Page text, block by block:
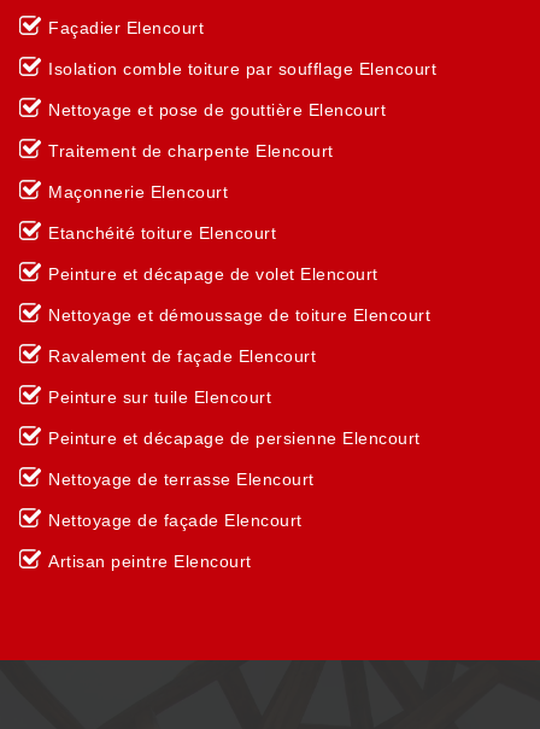
Façadier Elencourt
Isolation comble toiture par soufflage Elencourt
Nettoyage et pose de gouttière Elencourt
Traitement de charpente Elencourt
Maçonnerie Elencourt
Etanchéité toiture Elencourt
Peinture et décapage de volet Elencourt
Nettoyage et démoussage de toiture Elencourt
Ravalement de façade Elencourt
Peinture sur tuile Elencourt
Peinture et décapage de persienne Elencourt
Nettoyage de terrasse Elencourt
Nettoyage de façade Elencourt
Artisan peintre Elencourt